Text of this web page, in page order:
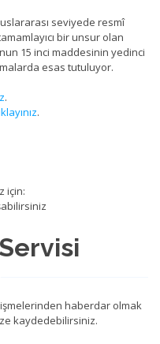
haberdar olmak
kaydedebilirsiniz.
seviyede resmî
bir unsur olan
15 inci maddesinin yedinci
esas tutuluyor.
.
.
için: